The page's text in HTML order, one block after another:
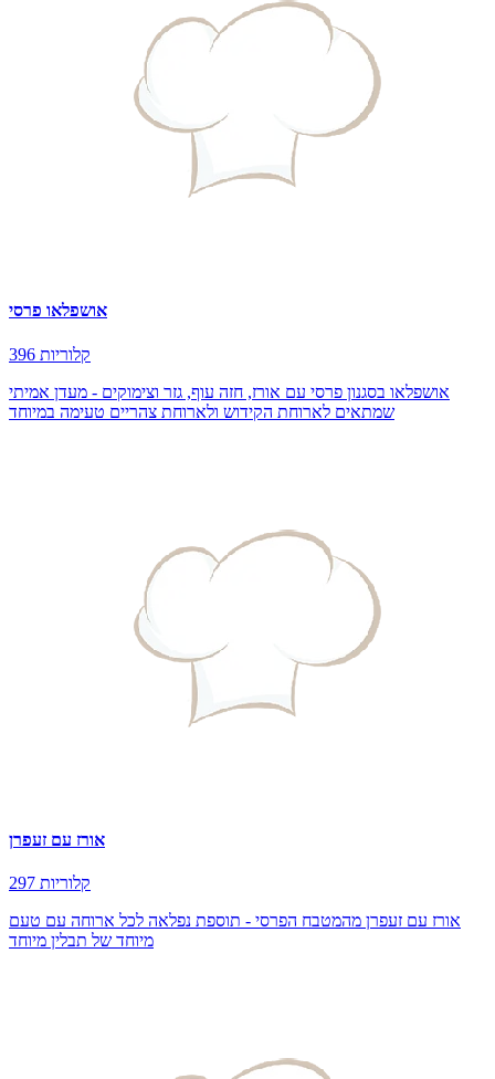
אושפלאו פרסי
396 קלוריות
אושפלאו בסגנון פרסי עם אורז, חזה עוף, גזר וצימוקים - מעדן אמיתי
שמתאים לארוחת הקידוש ולארוחת צהריים טעימה במיוחד
אורז עם זעפרן
297 קלוריות
אורז עם זעפרן מהמטבח הפרסי - תוספת נפלאה לכל ארוחה עם טעם
מיוחד של תבלין מיוחד